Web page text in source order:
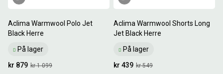
Aclima Warmwool Polo Jet
Black Herre
På lager
kr 1 099
kr 879
Aclima Warmwool Shorts Long
Jet Black Herre
På lager
kr 549
kr 439